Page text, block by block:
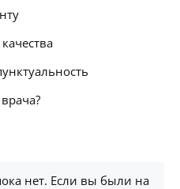
нет. Если вы были на